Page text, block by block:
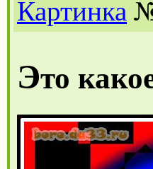
Картинка
Это